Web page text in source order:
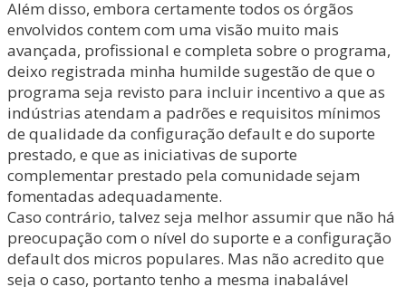
Além disso, embora certamente todos os órgãos
envolvidos contem com uma visão muito mais
avançada, profissional e completa sobre o programa,
deixo registrada minha humilde sugestão de que o
programa seja revisto para incluir incentivo a que as
indústrias atendam a padrões e requisitos mínimos
de qualidade da configuração default e do suporte
prestado, e que as iniciativas de suporte
complementar prestado pela comunidade sejam
fomentadas adequadamente.
Caso contrário, talvez seja melhor assumir que não há
preocupação com o nível do suporte e a configuração
default dos micros populares. Mas não acredito que
seja o caso, portanto tenho a mesma inabalável